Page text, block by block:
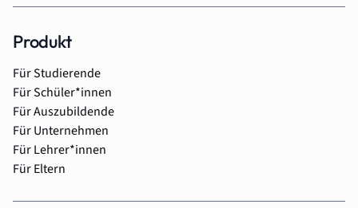
Produkt
Für Studierende
Für Schüler*innen
Für Auszubildende
Für Unternehmen
Für Lehrer*innen
Für Eltern